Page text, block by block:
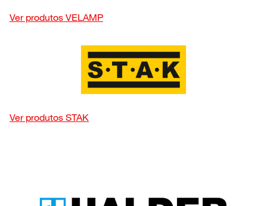
Ver produtos VELAMP
Ver produtos STAK